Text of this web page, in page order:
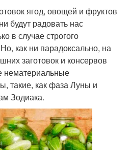
ягод, овощей и фруктов
будут радовать нас
в случае строгого
как ни парадоксально, на
заготовок и консервов
нематериальные
такие, как фаза Луны и
Зодиака.